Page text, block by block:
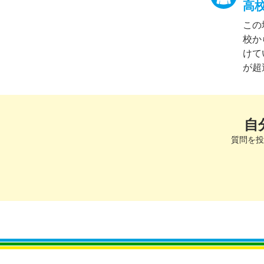
高
こ
校か
け
が超
自
質問を